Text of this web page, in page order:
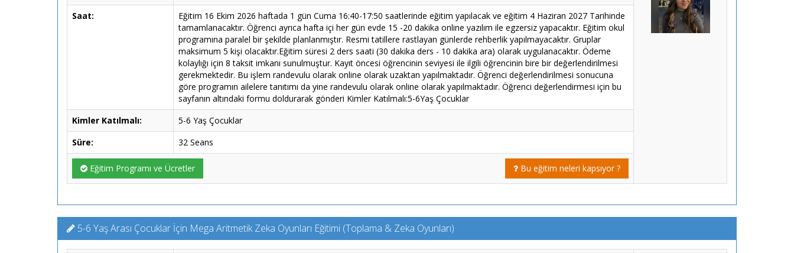
Saat:
Eğitim 16 Ekim 2026 haftada 1 gün Cuma 16:40-17:50 saatlerinde eğitim yapılacak ve eğitim 4 Haziran 2027 Tarihinde
tamamlanacaktır. Öğrenci ayrıca hafta içi her gün evde 15 -20 dakika online yazılım ile egzersiz yapacaktır. Eğitim okul
programına paralel bir şekilde planlanmıştır. Resmi tatillere rastlayan günlerde rehberlik yapılmayacaktır. Gruplar
maksimum 5 kişi olacaktır.Eğitim süresi 2 ders saati (30 dakika ders - 10 dakika ara) olarak uygulanacaktır. Ödeme
kolaylığı için 8 taksit imkanı sunulmuştur. Kayıt öncesi öğrencinin seviyesi ile ilgili öğrencinin bire bir değerlendirilmesi
gerekmektedir. Bu işlem randevulu olarak online olarak uzaktan yapılmaktadır. Öğrenci değerlendirilmesi sonucuna
göre programın ailelere tanıtımı da yine randevulu olarak online olarak yapılmaktadır. Öğrenci değerlendirmesi için bu
sayfanın altındaki formu doldurarak gönderi Kimler Katılmalı:5-6Yaş Çocuklar
Kimler Katılmalı:
5-6 Yaş Çocuklar
Süre:
32 Seans
Eğitim Programı ve Ücretler Bu eğitim neleri kapsıyor ?
5-6 Yaş Arası Çocuklar İçin Mega Aritmetik Zeka Oyunları Eğitimi (Toplama & Zeka Oyunları)